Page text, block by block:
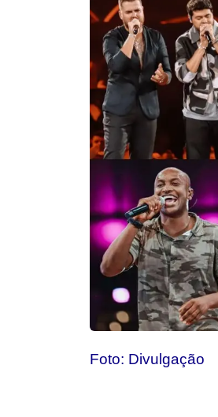
Foto: Divulgação